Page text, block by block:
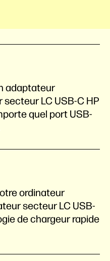
adaptateur
LC USB-C HP
quel port USB-
ordinateur
secteur LC USB-
de chargeur rapide